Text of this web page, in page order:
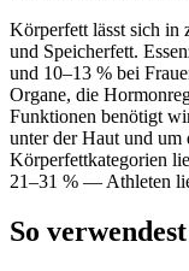
Körperfett lässt sich in
und Speicherfett.
und 10–13 % bei
Organe, die
Funktionen benötigt
unter der Haut und um
Körperfettkategorien
21–31 % — Athleten
So